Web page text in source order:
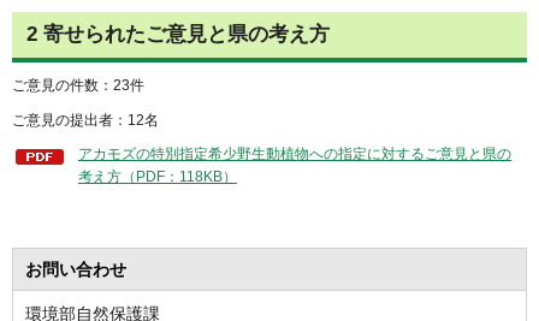
2 寄せられたご意見と県の考え方
ご意見の件数：23件
ご意見の提出者：12名
アカモズの特別指定希少野生動植物への指定に対するご意見と県の
考え方（PDF：118KB）
お問い合わせ
環境部自然保護課